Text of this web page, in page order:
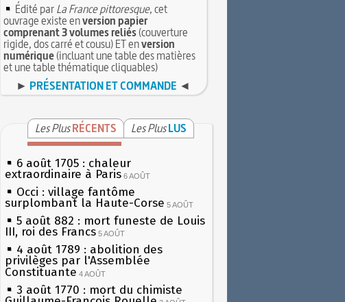
Édité parLa France pittoresque, cet
ouvrage existe enversion papier
comprenant 3 volumes reliés(couverture
rigide, dos carré et cousu) ET enversion
numérique(incluant une table des matières
et une table thématique cliquables)
► PRÉSENTATION ET COMMANDE ◄
Les Plus RÉCENTS Les Plus LUS
6 août 1705 : chaleur
extraordinaire à Paris 6 AOÛT
Occi : village fantôme
surplombant la Haute-Corse 5 AOÛT
5 août 882 : mort funeste de Louis
III, roi des Francs 5 AOÛT
4 août 1789 : abolition des
privilèges par l'Assemblée
Constituante 4 AOÛT
3 août 1770 : mort du chimiste